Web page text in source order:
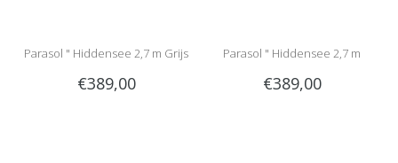
Parasol " Hiddensee 2,7 m Grijs
"
€389,00
Parasol " Hiddensee 2,7 m
Bruin "
€389,00